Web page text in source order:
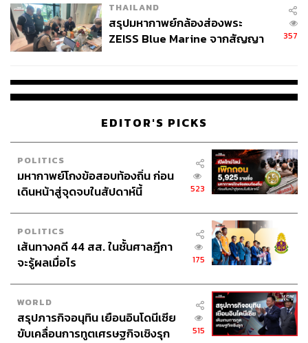
THAILAND
สรุปมหากาพย์กล้องส่องพระ
ZEISS Blue Marine จากสัญญา
จ่ายหนี้-แอบระบุแบรนด์
357
EDITOR'S PICKS
POLITICS
มหากาพย์โกงข้อสอบท้องถิ่น ก่อน
เดินหน้าสู่จุดจบในสัปดาห์นี้
523
POLITICS
เส้นทางคดี 44 สส. ในชั้นศาลฎีกา
จะรู้ผลเมื่อไร
175
WORLD
สรุปภารกิจอนุทิน เยือนอินโดนีเซีย
ขับเคลื่อนการทูตเศรษฐกิจเชิงรุก
515